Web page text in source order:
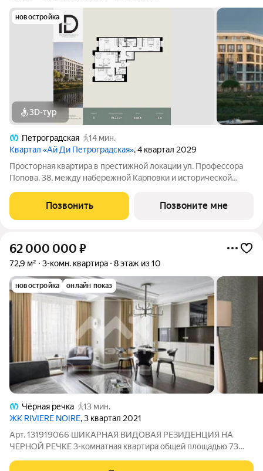
новостройка
3D-тур
Петроградская
14 мин.
Квартал «Ай Ди Петроградская», 4 квартал 2029
Просторная квартира в престижной локации ул. Профессора
Попова, 38, между набережной Карповки и исторической
виды на Иоанновский монастырь и реку Карповку. В пешей
доступности метро
Позвонить Позвоните мне
62 000 000 ₽
72,9 м² 3-комн. квартира 8 этаж из 10
новостройка онлайн показ
Чёрная речка
13 мин.
ЖК RIVIERE NOIRE, 3 квартал 2021
Арт. 131919066 ШИКАРНАЯ ВИДОВАЯ РЕЗИДЕНЦИЯ НА
ЧЕРНОЙ РЕЧКЕ 3-комнатная квартира общей площадью 73